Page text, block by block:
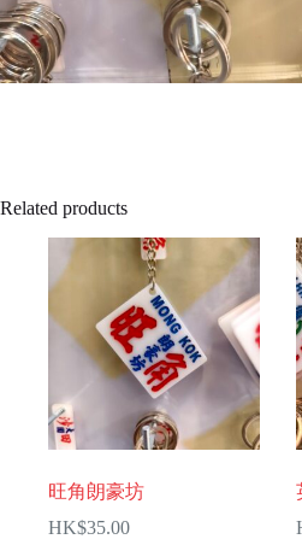
Related products
旺角朗豪坊
HK$35.00